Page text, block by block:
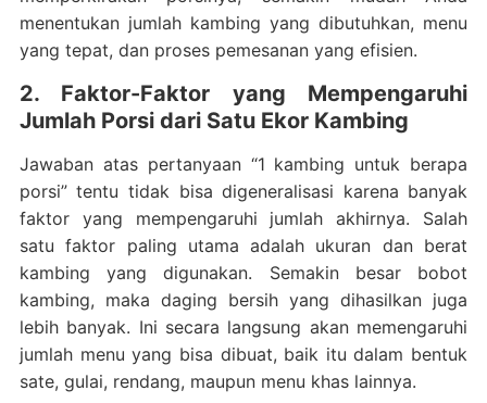
menentukan jumlah kambing yang dibutuhkan, menu
yang tepat, dan proses pemesanan yang efisien.
2. Faktor-Faktor yang Mempengaruhi
Jumlah Porsi dari Satu Ekor Kambing
Jawaban atas pertanyaan “1 kambing untuk berapa
porsi” tentu tidak bisa digeneralisasi karena banyak
faktor yang mempengaruhi jumlah akhirnya. Salah
satu faktor paling utama adalah ukuran dan berat
kambing yang digunakan. Semakin besar bobot
kambing, maka daging bersih yang dihasilkan juga
lebih banyak. Ini secara langsung akan memengaruhi
jumlah menu yang bisa dibuat, baik itu dalam bentuk
sate, gulai, rendang, maupun menu khas lainnya.